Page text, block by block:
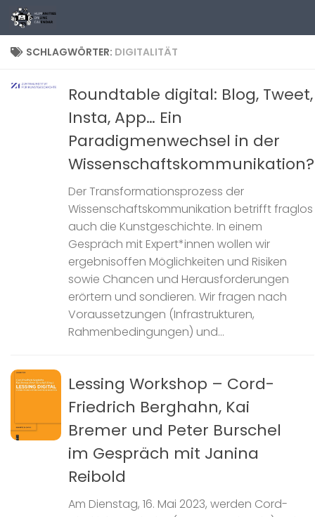
Zum Inhalt springen
SCHLAGWÖRTER: DIGITALITÄT
Roundtable digital: Blog, Tweet,
Insta, App… Ein
Paradigmenwechsel in der
Wissenschaftskommunikation?
Der Transformationsprozess der
Wissenschaftskommunikation betrifft fraglos
auch die Kunstgeschichte. In einem
Gespräch mit Expert*innen wollen wir
ergebnisoffen Möglichkeiten und Risiken
sowie Chancen und Herausforderungen
erörtern und sondieren. Wir fragen nach
Voraussetzungen (Infrastrukturen,
Rahmenbedingungen) und...
Lessing Workshop – Cord-
Friedrich Berghahn, Kai
Bremer und Peter Burschel
im Gespräch mit Janina
Reibold
Am Dienstag, 16. Mai 2023, werden Cord-